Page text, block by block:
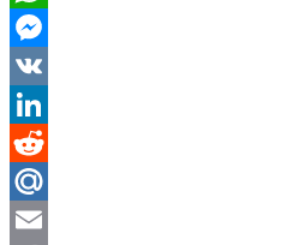
WhatsApp
Messenger
VK
LinkedIn
Reddit
Mail.Ru